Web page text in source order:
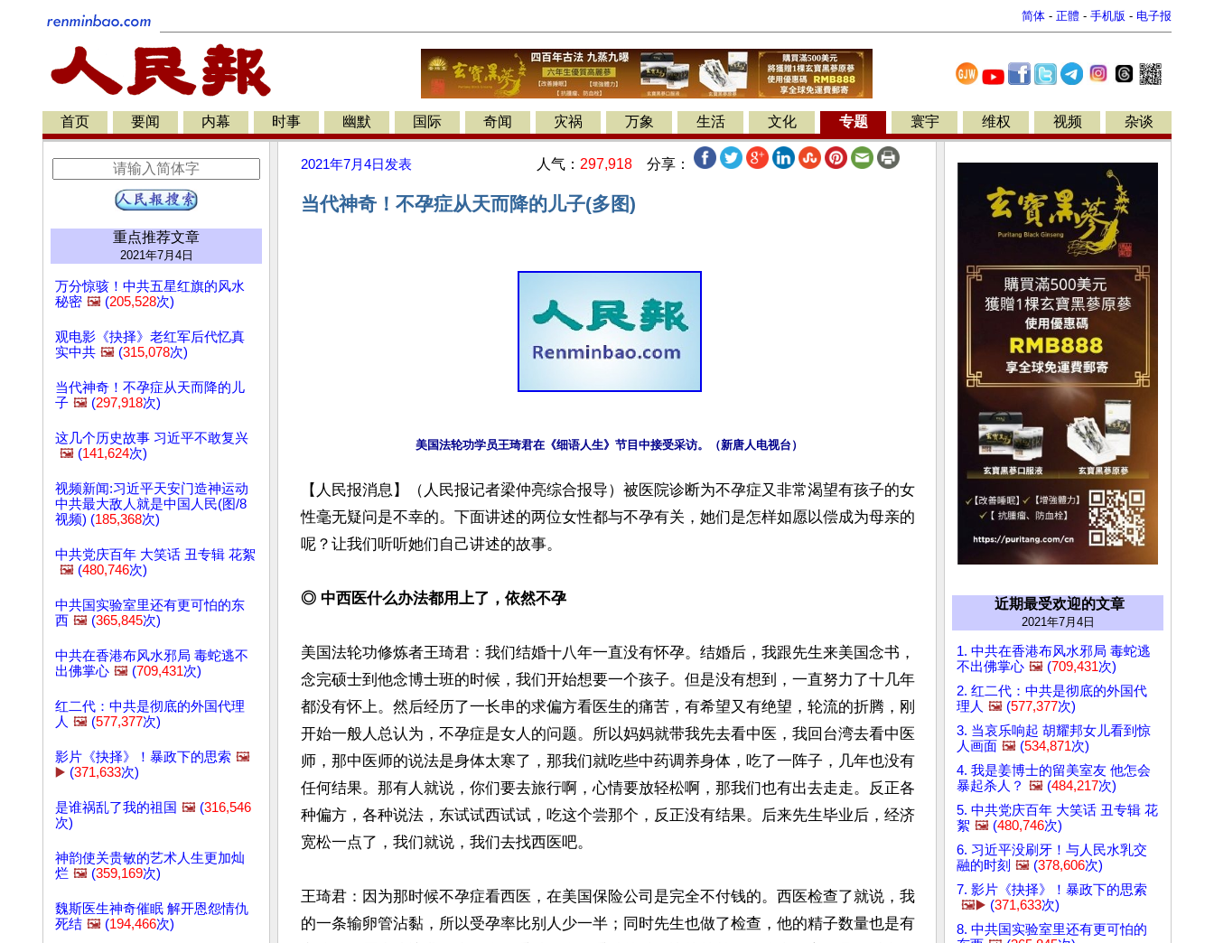
简体 - 正體 - 手机版 - 电子报
首页 要闻 内幕 时事 幽默 国际 奇闻 灾祸 万象 生活 文化 专题 寰宇 维权 视频 杂谈
重点推荐文章
2021年7月4日
万分惊骇！中共五星红旗的风水
秘密 🖼️ (205,528次)
观电影《抉择》老红军后代忆真
实中共 🖼️ (315,078次)
当代神奇！不孕症从天而降的儿
子 🖼️ (297,918次)
这几个历史故事 习近平不敢复兴
🖼️ (141,624次)
视频新闻:习近平天安门造神运动
中共最大敌人就是中国人民(图/8
视频) (185,368次)
中共党庆百年 大笑话 丑专辑 花絮
🖼️ (480,746次)
中共国实验室里还有更可怕的东
西 🖼️ (365,845次)
中共在香港布风水邪局 毒蛇逃不
出佛掌心 🖼️ (709,431次)
红二代：中共是彻底的外国代理
人 🖼️ (577,377次)
影片《抉择》！暴政下的思索 🖼️
▶️ (371,633次)
是谁祸乱了我的祖国 🖼️ (316,546
次)
神韵使关贵敏的艺术人生更加灿
烂 🖼️ (359,169次)
魏斯医生神奇催眠 解开恩怨情仇
死结 🖼️ (194,466次)
2021年7月4日 发表 人气： 297,918 分享：
当代神奇！不孕症从天而降的儿子(多图)
美国法轮功学员王琦君在《细语人生》节目中接受采访。（新唐人电视台）
【人民报消息】（人民报记者梁仲亮综合报导）被医院诊断为不孕症又非常渴望有孩子的女
性毫无疑问是不幸的。下面讲述的两位女性都与不孕有关，她们是怎样如愿以偿成为母亲的
呢？让我们听听她们自己讲述的故事。
◎ 中西医什么办法都用上了，依然不孕
美国法轮功修炼者王琦君：我们结婚十八年一直没有怀孕。结婚后，我跟先生来美国念书，
念完硕士到他念博士班的时候，我们开始想要一个孩子。但是没有想到，一直努力了十几年
都没有怀上。然后经历了一长串的求偏方看医生的痛苦，有希望又有绝望，轮流的折腾，刚
开始一般人总认为，不孕症是女人的问题。所以妈妈就带我先去看中医，我回台湾去看中医
师，那中医师的说法是身体太寒了，那我们就吃些中药调养身体，吃了一阵子，几年也没有
任何结果。那有人就说，你们要去旅行啊，心情要放轻松啊，那我们也有出去走走。反正各
种偏方，各种说法，东试试西试试，吃这个尝那个，反正没有结果。后来先生毕业后，经济
宽松一点了，我们就说，我们去找西医吧。
王琦君：因为那时候不孕症看西医，在美国保险公司是完全不付钱的。西医检查了就说，我
的一条输卵管沾黏，所以受孕率比别人少一半；同时先生也做了检查，他的精子数量也是有
近期最受欢迎的文章
2021年7月4日
1. 中共在香港布风水邪局 毒蛇逃
不出佛掌心 🖼️ (709,431次)
2. 红二代：中共是彻底的外国代
理人 🖼️ (577,377次)
3. 当哀乐响起 胡耀邦女儿看到惊
人画面 🖼️ (534,871次)
4. 我是姜博士的留美室友 他怎会
暴起杀人？ 🖼️ (484,217次)
5. 中共党庆百年 大笑话 丑专辑 花
絮 🖼️ (480,746次)
6. 习近平没刷牙！与人民水乳交
融的时刻 🖼️ (378,606次)
7. 影片《抉择》！暴政下的思索
🖼️▶️ (371,633次)
8. 中共国实验室里还有更可怕的